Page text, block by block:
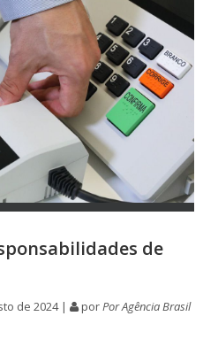
de
de 2024 | porPor Agência Brasil